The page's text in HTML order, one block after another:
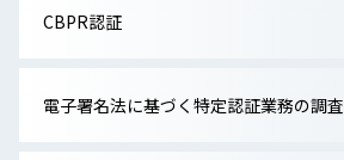
CBPR認証
電子署名法に基づく特定認証業務の調査